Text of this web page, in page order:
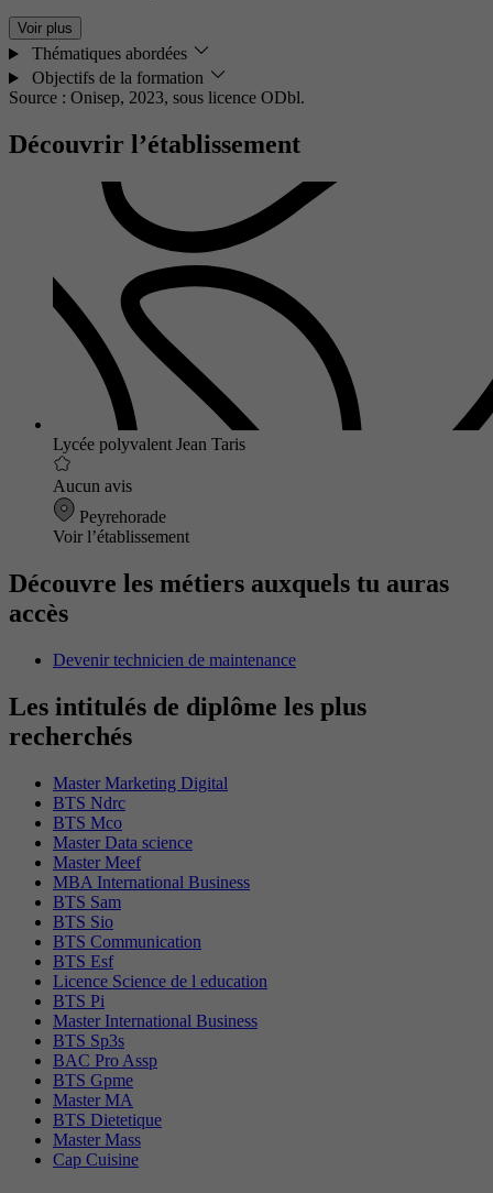
Voir plus
Thématiques abordées
Objectifs de la formation
Source : Onisep, 2023, sous licence ODbl.
Découvrir l’établissement
Lycée polyvalent Jean Taris
Aucun avis
Peyrehorade
Voir l’établissement
Découvre les métiers auxquels tu auras
accès
Devenir technicien de maintenance
Les intitulés de diplôme les plus
recherchés
Master Marketing Digital
BTS Ndrc
BTS Mco
Master Data science
Master Meef
MBA International Business
BTS Sam
BTS Sio
BTS Communication
BTS Esf
Licence Science de l education
BTS Pi
Master International Business
BTS Sp3s
BAC Pro Assp
BTS Gpme
Master MA
BTS Dietetique
Master Mass
Cap Cuisine